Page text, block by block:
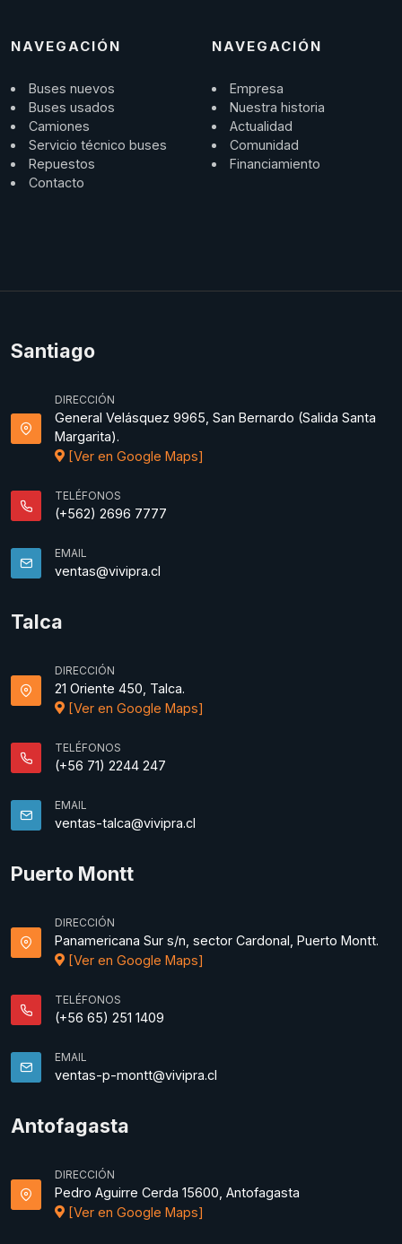
NAVEGACIÓN
Buses nuevos
Buses usados
Camiones
Servicio técnico buses
Repuestos
Contacto
NAVEGACIÓN
Empresa
Nuestra historia
Actualidad
Comunidad
Financiamiento
Santiago
DIRECCIÓN
General Velásquez 9965, San Bernardo (Salida Santa
Margarita).
[Ver en Google Maps]
TELÉFONOS
(+562) 2696 7777
EMAIL
ventas@vivipra.cl
Talca
DIRECCIÓN
21 Oriente 450, Talca.
[Ver en Google Maps]
TELÉFONOS
(+56 71) 2244 247
EMAIL
ventas-talca@vivipra.cl
Puerto Montt
DIRECCIÓN
Panamericana Sur s/n, sector Cardonal, Puerto Montt.
[Ver en Google Maps]
TELÉFONOS
(+56 65) 251 1409
EMAIL
ventas-p-montt@vivipra.cl
Antofagasta
DIRECCIÓN
Pedro Aguirre Cerda 15600, Antofagasta
[Ver en Google Maps]